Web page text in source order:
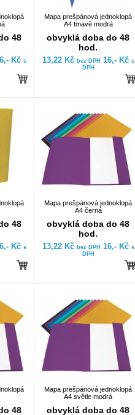
48
Kč s
Mapa prešpánová jednoklopá
A4 tmavě modrá
obvyklá doba do 48
hod.
13,22 Kč bez DPH 16,- Kč s
DPH
48
Kč s
Mapa prešpánová jednoklopá
A4 černá
obvyklá doba do 48
hod.
13,22 Kč bez DPH 16,- Kč s
DPH
48
Mapa prešpánová jednoklopá
A4 světle modrá
obvyklá doba do 48